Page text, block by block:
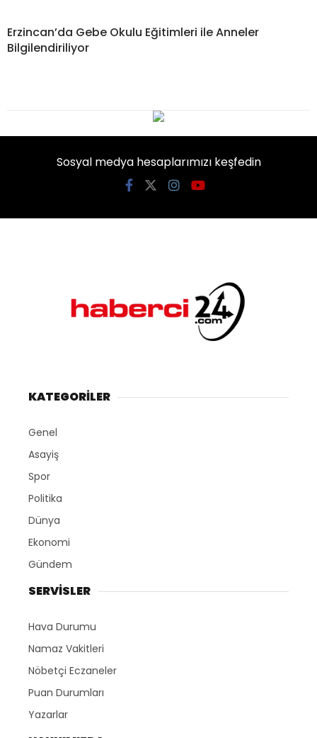
Erzincan’da Gebe Okulu Eğitimleri ile Anneler
Bilgilendiriliyor
Sosyal medya hesaplarımızı keşfedin
KATEGORİLER
Genel
Asayiş
Spor
Politika
Dünya
Ekonomi
Gündem
SERVİSLER
Hava Durumu
Namaz Vakitleri
Nöbetçi Eczaneler
Puan Durumları
Yazarlar